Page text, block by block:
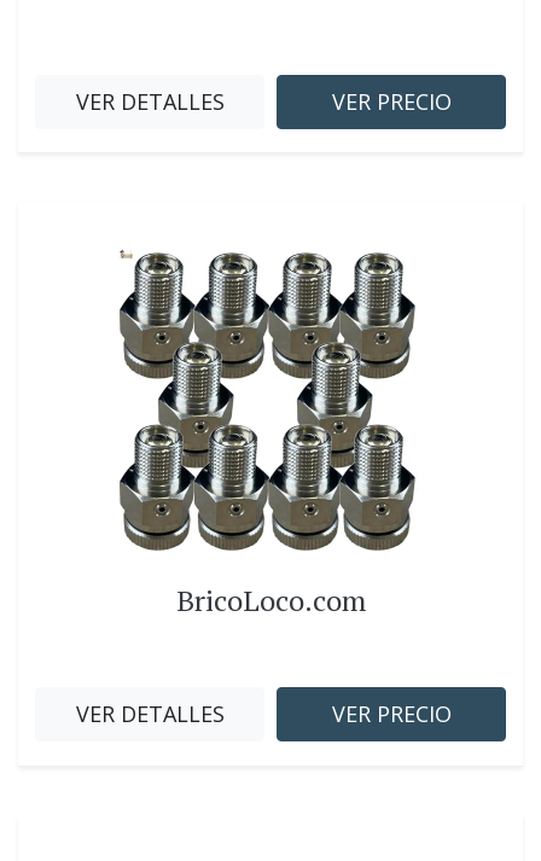
VER DETALLES VER PRECIO
BricoLoco.com
VER DETALLES VER PRECIO